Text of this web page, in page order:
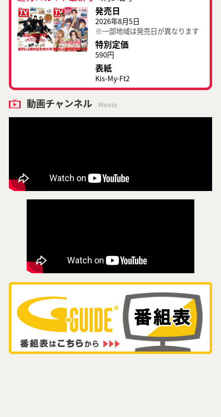
発売日
2026年8月5日
※一部地域は発売日が異なります
特別定価
590円
表紙
Kis-My-Ft2
動画チャンネル Movie